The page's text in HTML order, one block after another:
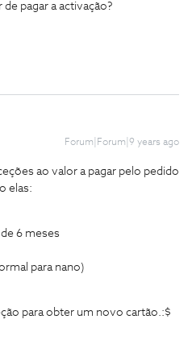
de pagar a activação?
Forum|Forum|9 years ago
ao valor a pagar pelo pedido
elas:
6 meses
para nano)
para obter um novo cartão.:$